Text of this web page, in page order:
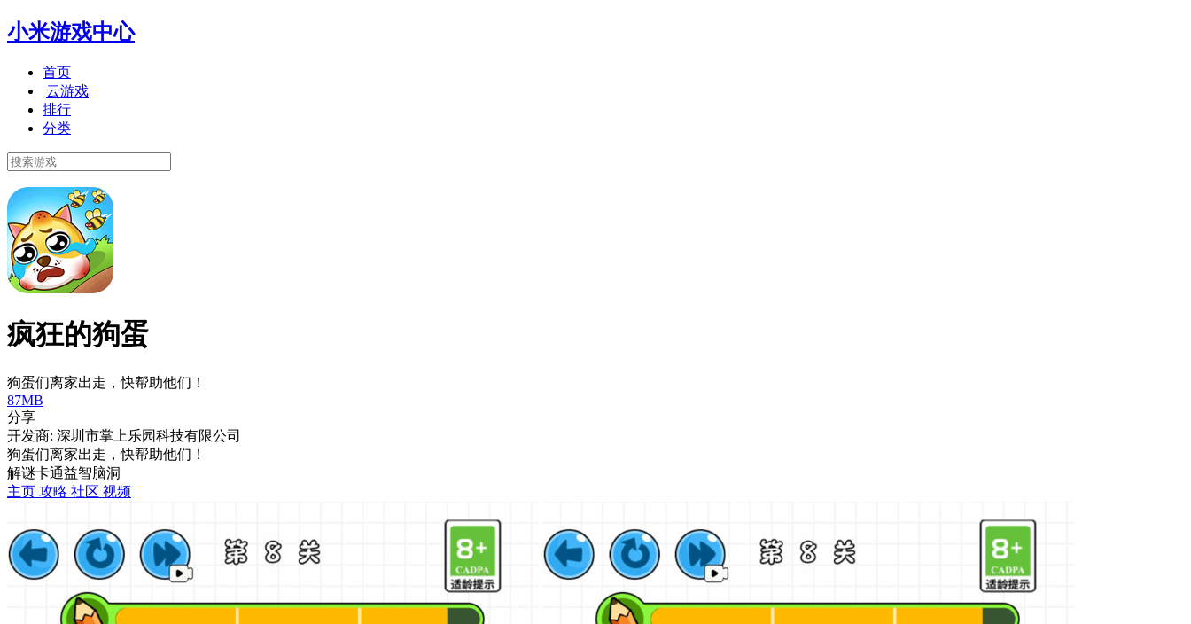
小米游戏中心
首页
云游戏
排行
分类
疯狂的狗蛋
狗蛋们离家出走，快帮助他们！
87MB
分享
开发商: 深圳市掌上乐园科技有限公司
狗蛋们离家出走，快帮助他们！
解谜卡通益智脑洞
主页 攻略 社区 视频